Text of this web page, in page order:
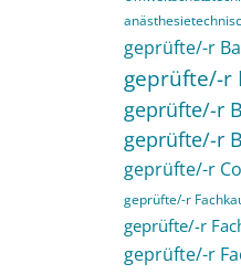
geprüfte/-r
geprüfte/-r
geprüfte/-r
geprüfte/-r
geprüfte/-r
geprüfte/-r
geprüfte/-r
geprüfte/-r